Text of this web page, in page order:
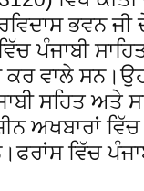
ਭਵਨ
ਪੰਜਾਬੀ
ਵਾਲੇ
ਸਹਿਤ ਅਤੇ
ਅਖਬਾਰਾਂ
ਵਿੱਚ